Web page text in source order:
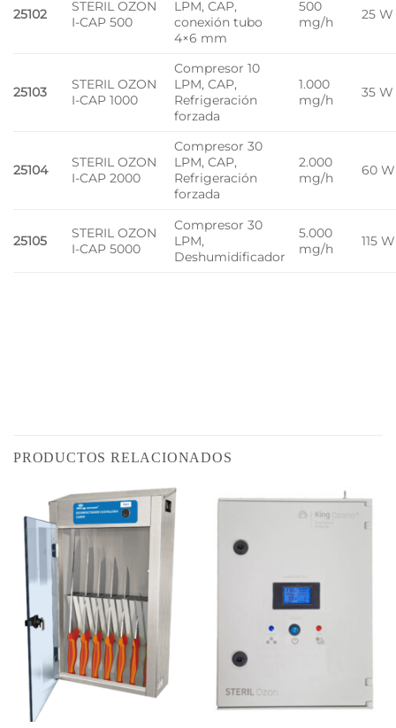
25102
STERIL OZON
I-CAP 500
LPM, CAP,
conexión tubo
4×6 mm
500
mg/h
25 W
25103
STERIL OZON
I-CAP 1000
Compresor 10
LPM, CAP,
Refrigeración
forzada
1.000
mg/h
35 W
25104
STERIL OZON
I-CAP 2000
Compresor 30
LPM, CAP,
Refrigeración
forzada
2.000
mg/h
60 W
25105
STERIL OZON
I-CAP 5000
Compresor 30
LPM,
Deshumidificador
5.000
mg/h
115 W
PRODUCTOS RELACIONADOS